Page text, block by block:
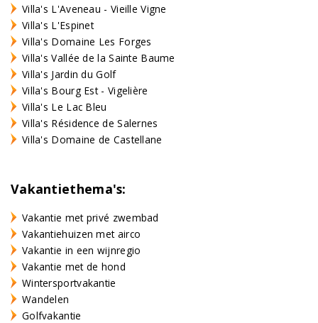
Villa's L'Aveneau - Vieille Vigne
Villa's L'Espinet
Villa's Domaine Les Forges
Villa's Vallée de la Sainte Baume
Villa's Jardin du Golf
Villa's Bourg Est - Vigelière
Villa's Le Lac Bleu
Villa's Résidence de Salernes
Villa's Domaine de Castellane
Vakantiethema's:
Vakantie met privé zwembad
Vakantiehuizen met airco
Vakantie in een wijnregio
Vakantie met de hond
Wintersportvakantie
Wandelen
Golfvakantie